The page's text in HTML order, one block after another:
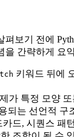
보기 전에
을 간략하게 요
키워드 뒤에
가 특정 모양
되는 선언적 구
드, 시퀀스 패